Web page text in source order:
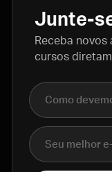
Junte-
Receba
cursos
Nome completo
E-mail